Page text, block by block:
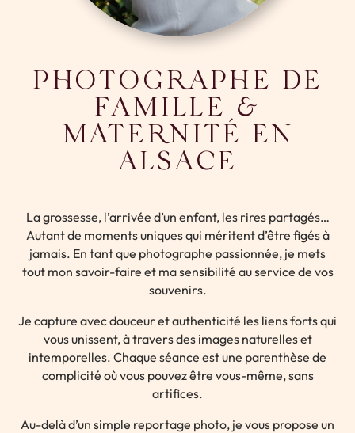
PHOTOGRAPHE DE
FAMILLE &
MATERNITÉ EN
ALSACE
La grossesse, l’arrivée d’un enfant, les rires partagés…
Autant de moments uniques qui méritent d’être figés à
jamais. En tant que photographe passionnée, je mets
tout mon savoir-faire et ma sensibilité au service de vos
souvenirs.
Je capture avec douceur et authenticité les liens forts qui
vous unissent, à travers des images naturelles et
intemporelles. Chaque séance est une parenthèse de
complicité où vous pouvez être vous-même, sans
artifices.
Au-delà d’un simple reportage photo, je vous propose un